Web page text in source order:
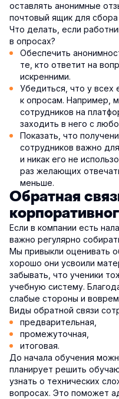
оставлять анонимные
почтовый ящик для
Что делать, если
в опросах?
Обеспечить
те, кто ответит на
искренними.
Убедиться, что у всех
к опросам. Например,
сотрудников на
заходить в него с
Показать, что
сотрудников важно
и никак его не
раз желающих
меньше.
Обратная
Если в компании есть
важно регулярно
Мы привыкли оценивать
хорошо они усвоили
забывать, что ученики
учебную систему.
слабые стороны и
Виды обратной связи
предварительная,
промежуточная,
итоговая.
До начала обучения
планирует решить
узнать о технических
вопросах. Это поможет